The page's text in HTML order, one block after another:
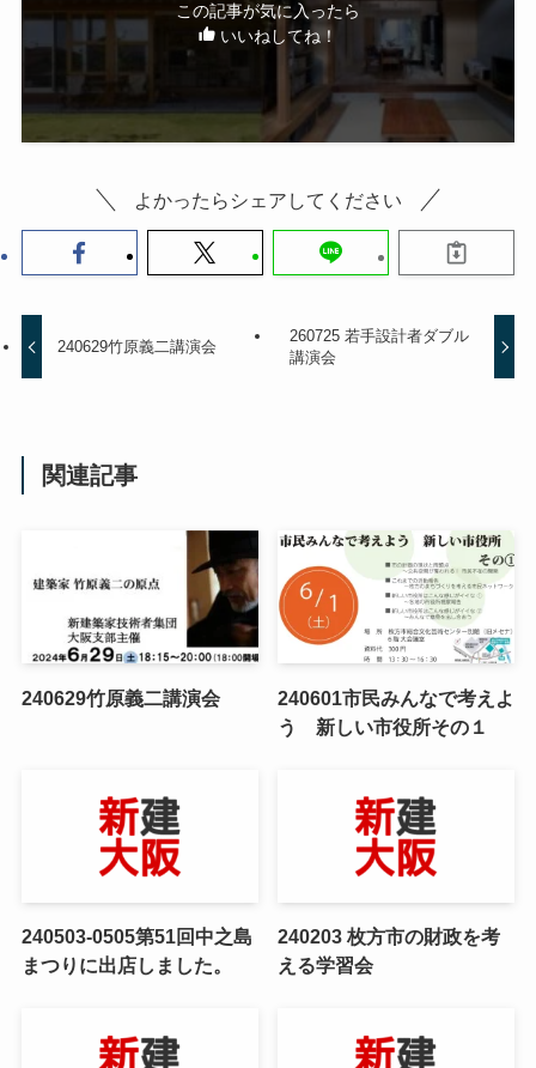
この記事が気に入ったら
いいねしてね！
よかったらシェアしてください
240629竹原義二講演会
260725 若手設計者ダブル
講演会
関連記事
240629竹原義二講演会
240601市民みんなで考えよ
う 新しい市役所その１
240503-0505第51回中之島
まつりに出店しました。
240203 枚方市の財政を考
える学習会